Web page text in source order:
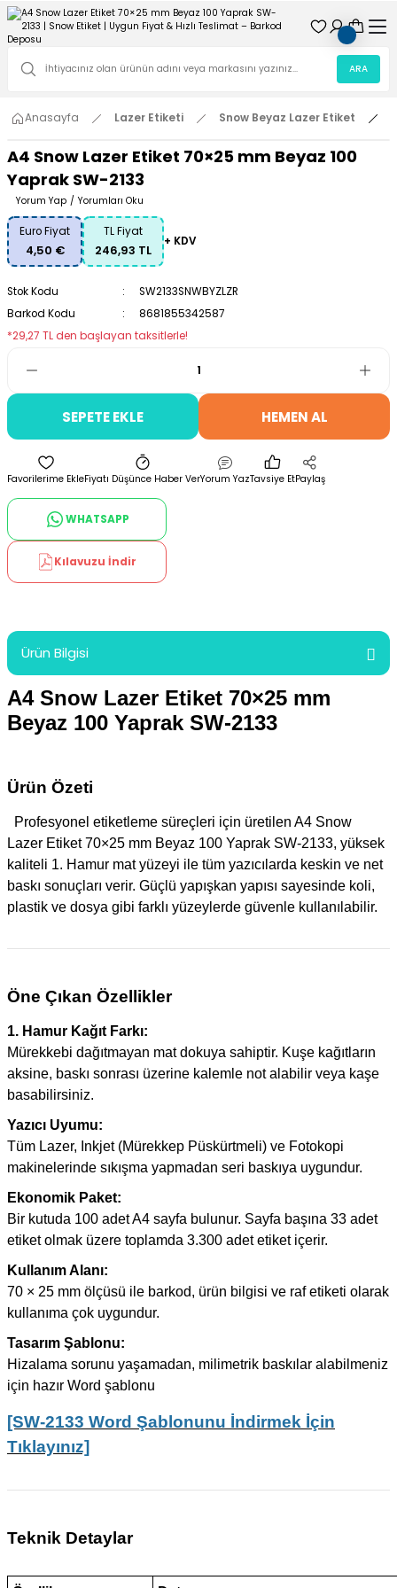
ARA
Anasayfa Lazer Etiketi Snow Beyaz Lazer Etiket
A4 Snow Lazer Etiket 70×25 mm Beyaz 100
Yaprak SW-2133
Yorum Yap / Yorumları Oku
Euro Fiyat
4,50 €
TL Fiyat
246,93 TL
+ KDV
Stok Kodu
SW2133SNWBYZLZR
Barkod Kodu
8681855342587
*29,27 TL den başlayan taksitlerle!
SEPETE EKLE HEMEN AL
Fiyatı Düşünce Haber VerYorum YazTavsiye EtPaylaş
WHATSAPP
Kılavuzu İndir
Ürün Bilgisi
A4 Snow Lazer Etiket 70×25 mm
Beyaz 100 Yaprak SW-2133
Ürün Özeti
Profesyonel etiketleme süreçleri için üretilen A4 Snow
Lazer Etiket 70×25 mm Beyaz 100 Yaprak SW-2133, yüksek
kaliteli 1. Hamur mat yüzeyi ile tüm yazıcılarda keskin ve net
baskı sonuçları verir. Güçlü yapışkan yapısı sayesinde koli,
plastik ve dosya gibi farklı yüzeylerde güvenle kullanılabilir.
Öne Çıkan Özellikler
1. Hamur Kağıt Farkı:
Mürekkebi dağıtmayan mat dokuya sahiptir. Kuşe kağıtların
aksine, baskı sonrası üzerine kalemle not alabilir veya kaşe
basabilirsiniz.
Yazıcı Uyumu:
Tüm Lazer, Inkjet (Mürekkep Püskürtmeli) ve Fotokopi
makinelerinde sıkışma yapmadan seri baskıya uygundur.
Ekonomik Paket:
Bir kutuda 100 adet A4 sayfa bulunur. Sayfa başına 33 adet
etiket olmak üzere toplamda 3.300 adet etiket içerir.
Kullanım Alanı:
70 × 25 mm ölçüsü ile barkod, ürün bilgisi ve raf etiketi olarak
kullanıma çok uygundur.
Tasarım Şablonu:
Hizalama sorunu yaşamadan, milimetrik baskılar alabilmeniz
için hazır Word şablonu
[SW-2133 Word Şablonunu İndirmek İçin
Tıklayınız]
Teknik Detaylar